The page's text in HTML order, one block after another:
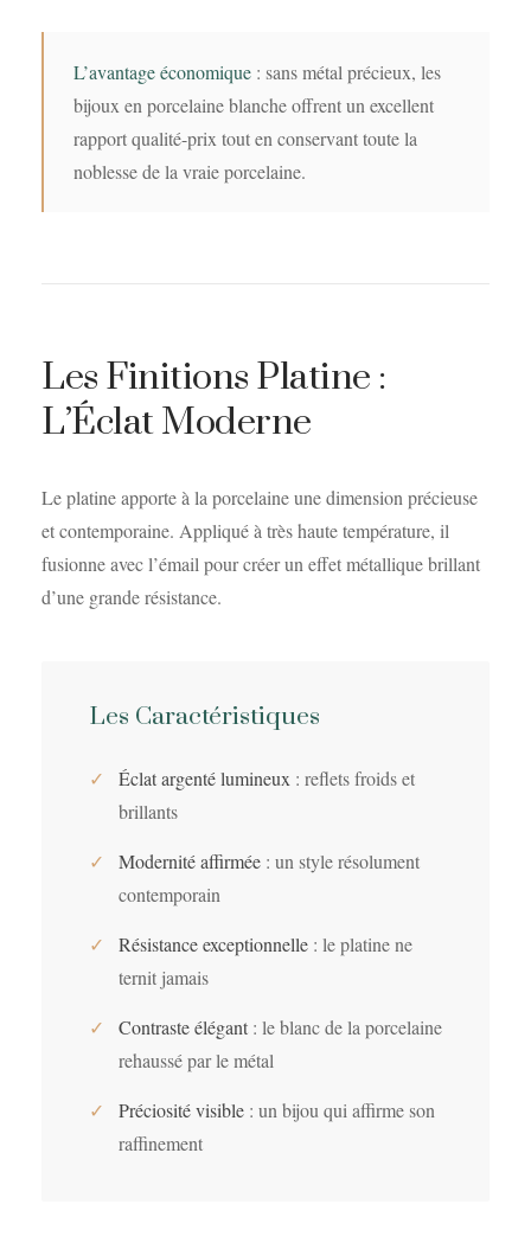
L’avantage économique : sans métal précieux, les
bijoux en porcelaine blanche offrent un excellent
rapport qualité-prix tout en conservant toute la
noblesse de la vraie porcelaine.
Les Finitions Platine :
L’Éclat Moderne
Le platine apporte à la porcelaine une dimension précieuse
et contemporaine. Appliqué à très haute température, il
fusionne avec l’émail pour créer un effet métallique brillant
d’une grande résistance.
Les Caractéristiques
✓ Éclat argenté lumineux : reflets froids et
brillants
✓
Modernité affirmée : un style résolument
contemporain
✓
Résistance exceptionnelle : le platine ne
ternit jamais
✓
Contraste élégant : le blanc de la porcelaine
rehaussé par le métal
✓
Préciosité visible : un bijou qui affirme son
raffinement